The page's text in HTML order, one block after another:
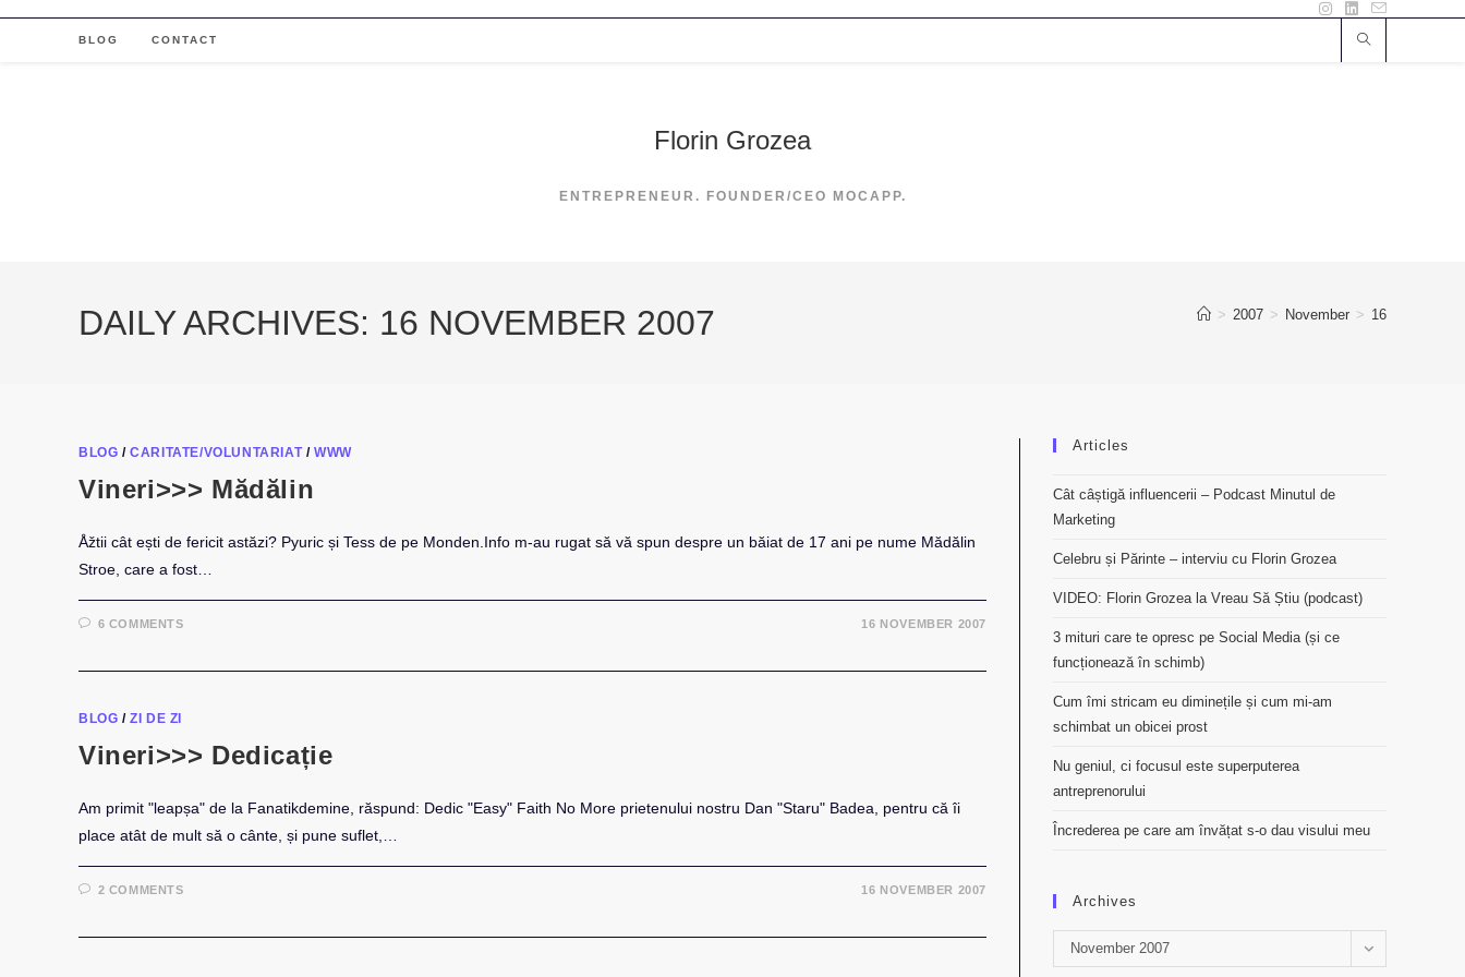
BLOG CONTACT
Florin Grozea
ENTREPRENEUR. FOUNDER/CEO MOCAPP.
DAILY ARCHIVES: 16 NOVEMBER 2007 > 2007 > November > 16
BLOG /CARITATE/VOLUNTARIAT/WWW
Vineri>>> Mădălin
Åžtii cât ești de fericit astăzi? Pyuric și Tess de pe Monden.Info m-au rugat să vă spun despre un băiat de 17 ani pe nume Mădălin
Stroe, care a fost…
6 COMMENTS 16 NOVEMBER 2007
BLOG /ZI DE ZI
Vineri>>> Dedicație
Am primit "leapșa" de la Fanatikdemine, răspund: Dedic "Easy" Faith No More prietenului nostru Dan "Staru" Badea, pentru că îi
place atât de mult să o cânte, și pune suflet,…
2 COMMENTS 16 NOVEMBER 2007
Articles
Cât câștigă influencerii – Podcast Minutul de
Marketing
Celebru și Părinte – interviu cu Florin Grozea
VIDEO: Florin Grozea la Vreau Să Știu (podcast)
3 mituri care te opresc pe Social Media (și ce
funcționează în schimb)
Cum îmi stricam eu diminețile și cum mi-am
schimbat un obicei prost
Nu geniul, ci focusul este superputerea
antreprenorului
Încrederea pe care am învățat s-o dau visului meu
Archives
Archives
November 2007